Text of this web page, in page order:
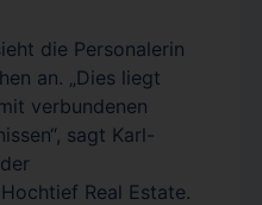
die Personalerin
an. „Dies liegt
verbundenen
sagt Karl-
Real Estate.